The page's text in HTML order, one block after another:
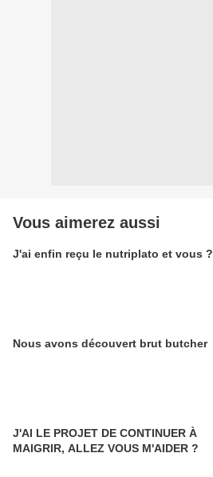
Vous aimerez aussi
J'ai enfin reçu le nutriplato et vous ?
Nous avons découvert brut butcher
J'AI LE PROJET DE CONTINUER À
MAIGRIR, ALLEZ VOUS M'AIDER ?